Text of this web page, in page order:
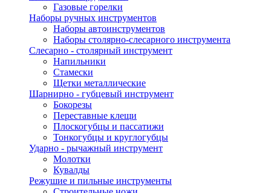
Газовые горелки
Наборы ручных инструментов
Наборы автоинструментов
Наборы столярно-слесарного инструмента
Слесарно - столярный инструмент
Напильники
Стамески
Щетки металлические
Шарнирно - губцевый инструмент
Бокорезы
Переставные клещи
Плоскогубцы и пассатижи
Тонкогубцы и круглогубцы
Ударно - рычажный инструмент
Молотки
Кувалды
Режушие и пильные инструменты